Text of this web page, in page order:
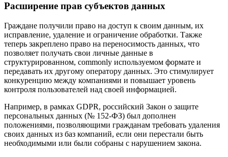
Расширение прав субъектов данных
Граждане получили право на доступ к своим данным, их
исправление, удаление и ограничение обработки. Также
теперь закреплено право на переносимость данных, что
позволяет получать свои личные данные в
структурированном, commonly используемом формате и
передавать их другому оператору данных. Это стимулирует
конкуренцию между компаниями и повышает уровень
контроля пользователей над своей информацией.
Например, в рамках GDPR, российский Закон о защите
персональных данных (№ 152-ФЗ) был дополнен
положениями, позволяющими гражданам требовать удаления
своих данных из баз компаний, если они перестали быть
необходимыми или были собраны с нарушением закона.